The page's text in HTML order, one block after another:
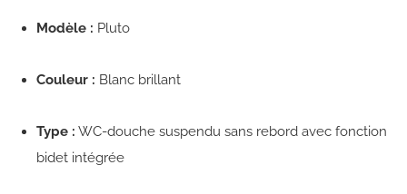
Modèle : Pluto
Couleur : Blanc brillant
Type : WC-douche suspendu sans rebord avec fonction
bidet intégrée